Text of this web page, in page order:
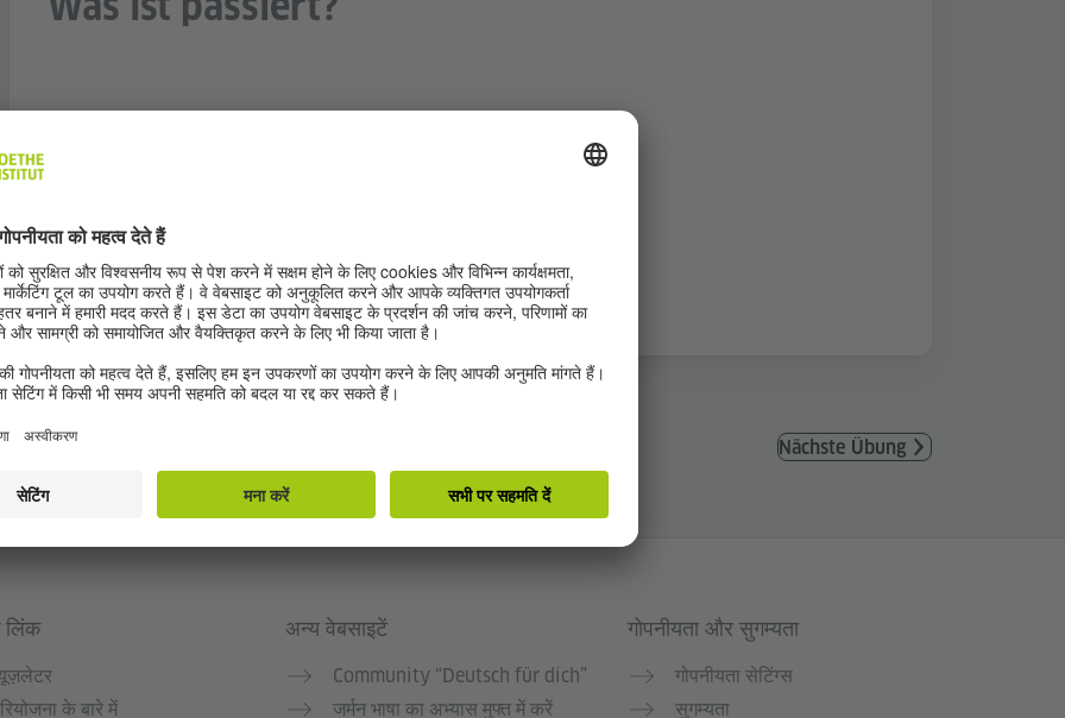
Nächste Übung
लिंक
के बारे में
अन्य वेबसाइटें
Community “Deutsch für dich”
जर्मन भाषा का अभ्यास मुफ्त में करें
गोपनीयता और सुगम्यता
गोपनीयता सेटिंग्स
सुगम्यता